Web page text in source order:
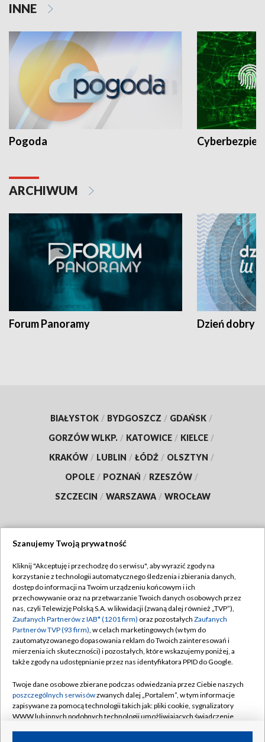
INNE
Pogoda
ARCHIWUM
Forum Panoramy Dzień dobry
BIAŁYSTOK / BYDGOSZCZ / GDAŃSK /
GORZÓW WLKP. / KATOWICE / KIELCE /
KRAKÓW / LUBLIN / ŁÓDŹ / OLSZTYN /
OPOLE / POZNAŃ / RZESZÓW /
SZCZECIN / WARSZAWA / WROCŁAW
TVP
Abonament TVP
Emisja w TVP
Centrum informacji TVP
Naziemna Telewizja Cyfrowa
Rada Programowa
System NOS
Informacje o nadawcy
Regulamin TVP
Polityka prywatności
Moje zgody
Pomoc
Kontakt
Kanały
Szanujemy Twoją prywatność
Kliknij "Akceptuję i przechodzę do serwisu", aby wyrazić zgody na
korzystanie z technologii automatycznego śledzenia i zbierania danych,
dostęp do informacji na Twoim urządzeniu końcowym i ich
przechowywanie oraz na przetwarzanie Twoich danych osobowych przez
nas, czyli Telewizję Polską S.A. w likwidacji (zwaną dalej również „TVP”),
Zaufanych Partnerów z IAB* (1201 firm) oraz pozostałych Zaufanych
Partnerów TVP (93 firm), w celach marketingowych (w tym do
zautomatyzowanego dopasowania reklam do Twoich zainteresowań i
mierzenia ich skuteczności) i pozostałych, które wskazujemy poniżej, a
także zgody na udostępnianie przez nas identyfikatora PPID do Google.
Twoje dane osobowe zbierane podczas odwiedzania przez Ciebie naszych
poszczególnych serwisówzwanych dalej „Portalem”, w tym informacje
zapisywane za pomocą technologii takich jak: pliki cookie, sygnalizatory
WWW lub innych podobnych technologii umożliwiających świadczenie